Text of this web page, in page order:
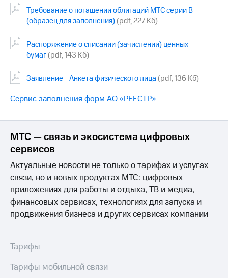
капитал
Контроль
аудит
Рынок
акций
Описание
приобретения
выкупа
Дивиденды
Рынок
Описание
Еврооблигации-2023
Уведомление
о
погашении
Регистратор
Требование о погашении облигаций МТС серии В
(образец для заполнения)(pdf, 227 Кб)
Распоряжение о списании (зачислении) ценных
бумаг(pdf, 143 Кб)
Заявление - Анкета физического лица (pdf, 136 Кб)
Сервис заполнения форм АО «РЕЕСТР»
МТС — связь и экосистема цифровых
сервисов
Актуальные новости не только о тарифах и услугах
связи, но и новых продуктах МТС: цифровых
приложениях для работы и отдыха, ТВ и медиа,
финансовых сервисах, технологиях для запуска и
продвижения бизнеса и других сервисах компании
Тарифы
Тарифы мобильной связи